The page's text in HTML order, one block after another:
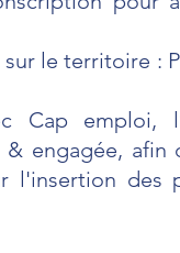
sur le territoire :
Cap emploi,
engagée, afin
l'insertion des